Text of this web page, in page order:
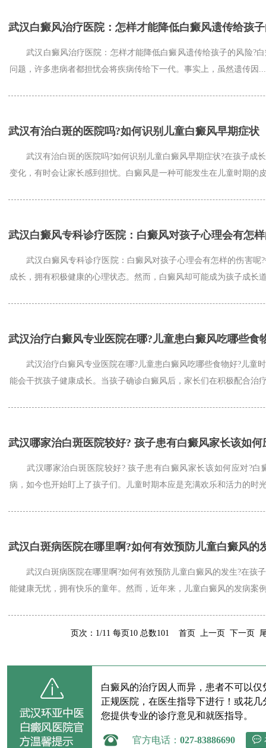
武汉白癜风治疗医院：怎样才能降低白癜风遗传给孩
武汉白癜风治疗医院：怎样才能降低白癜风遗传给孩子的风险?白
问题，许多患病者都担忧会将疾病传给下一代。事实上，虽然遗传因...
武汉有治白斑的医院吗?如何识别儿童白癜风早期症状
武汉有治白斑的医院吗?如何识别儿童白癜风早期症状?在孩子成
变化，有时会让家长感到担忧。白癜风是一种可能发生在儿童时期的
武汉白癜风专科诊疗医院：白癜风对孩子心理会有怎
武汉白癜风专科诊疗医院：白癜风对孩子心理会有怎样的伤害呢?
成长，拥有积极健康的心理状态。然而，白癜风却可能成为孩子成长
武汉治疗白癜风专业医院在哪?儿童患白癜风吃哪些食
武汉治疗白癜风专业医院在哪?儿童患白癜风吃哪些食物好?儿童
能会干扰孩子健康成长。当孩子确诊白癜风后，家长们在积极配合治
武汉哪家治白斑医院较好? 孩子患有白癜风家长该如何
武汉哪家治白斑医院较好? 孩子患有白癜风家长该如何应对?白
病，如今也开始盯上了孩子们。儿童时期本应是充满欢乐和活力的时
武汉白斑病医院在哪里啊?如何有效预防儿童白癜风的
武汉白斑病医院在哪里啊?如何有效预防儿童白癜风的发生?在孩
能健康无忧，拥有快乐的童年。然而，近年来，儿童白癜风的发病案
页次：1/11 每页10 总数101 首页 上一页 下一页
白癜风的治疗因人而异，患者不可以
正规医院，在医生指导下进行！或花
您提供专业的诊疗意见和就医指导。
官方电话： 027-83886690